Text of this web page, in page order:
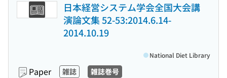
日本経営システム学会全国大会講
演論文集 52-53:2014.6.14-
2014.10.19
Paper 雑誌 雑誌巻号
National Diet Library